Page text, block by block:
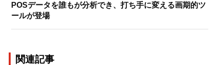
POSデータを誰もが分析でき、打ち手に変える画期的ツ
ールが登場
関連記事